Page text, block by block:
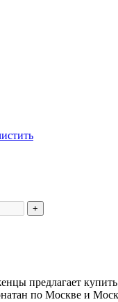
предлагает
по Москве и